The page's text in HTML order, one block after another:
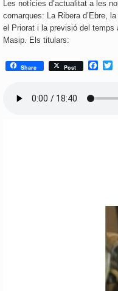
Les notícies d’actualitat a les
comarques: La Ribera d’Ebre,
el Priorat i la previsió del temps
Masip. Els titulars:
Share Post
F
T